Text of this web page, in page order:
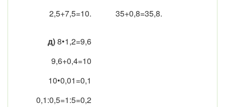
2,5+7,5=10.
35+0,8=35,8.
д)8•1,2=9,6
9,6+0,4=10
10•0,01=0,1
0,1:0,5=1:5=0,2